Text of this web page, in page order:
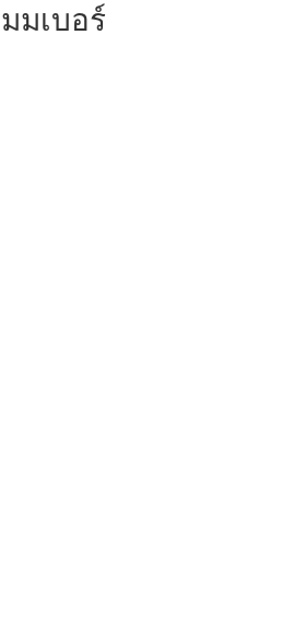
มมเบอร์